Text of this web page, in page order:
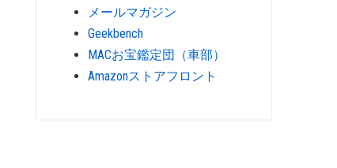
メールマガジン
Geekbench
MACお宝鑑定団（車部）
Amazonストアフロント